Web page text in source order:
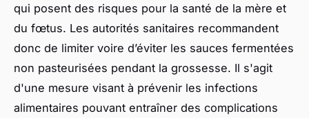
qui posent des risques pour la santé de la mère et
du fœtus. Les autorités sanitaires recommandent
donc de limiter voire d’éviter les sauces fermentées
non pasteurisées pendant la grossesse. Il s'agit
d'une mesure visant à prévenir les infections
alimentaires pouvant entraîner des complications